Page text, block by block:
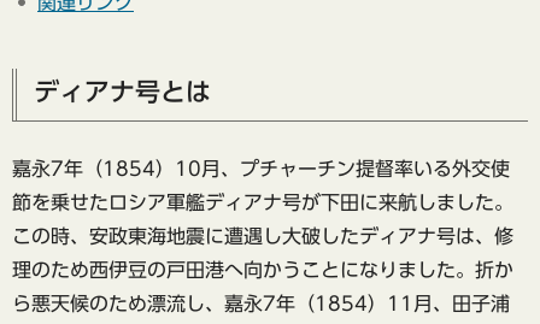
ディアナ号とは
嘉永7年（1854）10月、プチャーチン提督率いる外交使
節を乗せたロシア軍艦ディアナ号が下田に来航しました。
この時、安政東海地震に遭遇し大破したディアナ号は、修
理のため西伊豆の戸田港へ向かうことになりました。折か
ら悪天候のため漂流し、嘉永7年（1854）11月、田子浦